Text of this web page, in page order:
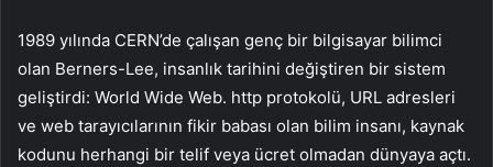
1989 yılında CERN’de çalışan genç bir bilgisayar bilimci
olan Berners-Lee, insanlık tarihini değiştiren bir sistem
geliştirdi: World Wide Web. http protokolü, URL adresleri
ve web tarayıcılarının fikir babası olan bilim insanı, kaynak
kodunu herhangi bir telif veya ücret olmadan dünyaya açtı.